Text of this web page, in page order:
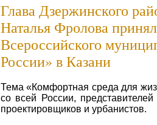
Глава Дзержинского
Наталья Фролова
Всероссийского
России» в Казани
Тема «Комфортная среда для
со всей России,
проектировщиков и урбанистов.